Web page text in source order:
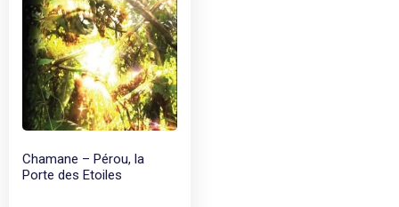
Chamane – Pérou, la
Porte des Etoiles